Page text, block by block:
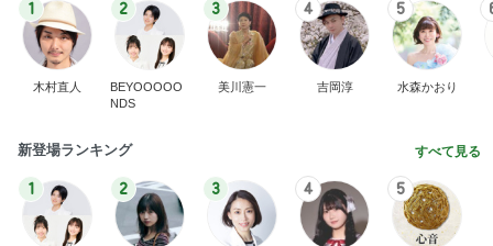
1
木村直人
2
BEYOOOOO
NDS
3
美川憲一
4
吉岡淳
5
水森かおり
新登場ランキング すべて見る
1 2 3 4 5